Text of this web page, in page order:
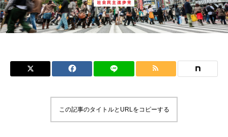
この記事のタイトルとURLをコピーする